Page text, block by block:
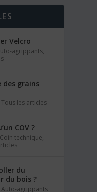
Velcro
agrippants,
des grains
Tous les articles
COV ?
Coin technique,
du
du bois ?
Auto-agrippants